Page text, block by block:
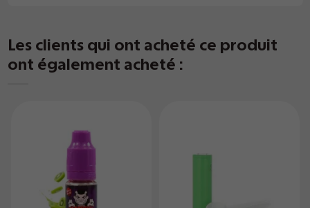
Les clients qui ont acheté ce produit
ont également acheté :